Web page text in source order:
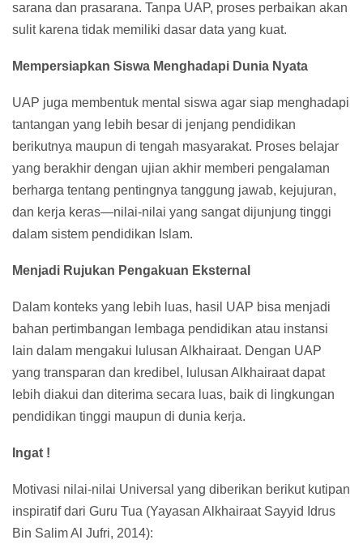
sarana dan prasarana. Tanpa UAP, proses perbaikan akan
sulit karena tidak memiliki dasar data yang kuat.
Mempersiapkan Siswa Menghadapi Dunia Nyata
UAP juga membentuk mental siswa agar siap menghadapi
tantangan yang lebih besar di jenjang pendidikan
berikutnya maupun di tengah masyarakat. Proses belajar
yang berakhir dengan ujian akhir memberi pengalaman
berharga tentang pentingnya tanggung jawab, kejujuran,
dan kerja keras—nilai-nilai yang sangat dijunjung tinggi
dalam sistem pendidikan Islam.
Menjadi Rujukan Pengakuan Eksternal
Dalam konteks yang lebih luas, hasil UAP bisa menjadi
bahan pertimbangan lembaga pendidikan atau instansi
lain dalam mengakui lulusan Alkhairaat. Dengan UAP
yang transparan dan kredibel, lulusan Alkhairaat dapat
lebih diakui dan diterima secara luas, baik di lingkungan
pendidikan tinggi maupun di dunia kerja.
Ingat !
Motivasi nilai-nilai Universal yang diberikan berikut kutipan
inspiratif dari Guru Tua (Yayasan Alkhairaat Sayyid Idrus
Bin Salim Al Jufri, 2014):